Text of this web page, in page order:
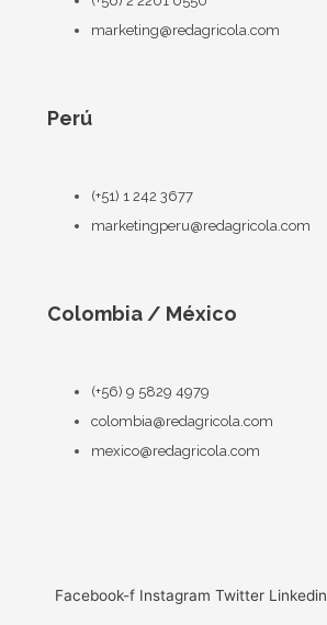
marketing@redagricola.com
Perú
(+51) 1 242 3677
marketingperu@redagricola.com
Colombia / México
(+56) 9 5829 4979
colombia@redagricola.com
mexico@redagricola.com
Facebook-f Instagram Twitter Linkedin